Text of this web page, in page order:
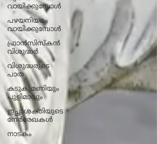
വായിക്കുമ്പോൾ
പഴയനിയമം
വായിക്കുമ്പോൾ
ഫ്രാൻസിസ്കൻ
വിശുദ്ധർ
വിശുദ്ധരുടെ
പാത
കടുകുമണിയും
പുളിമാവും
ഇച്ഛാശക്തിയുടെ
നേര്‍രേഖകള്‍
നാടകം